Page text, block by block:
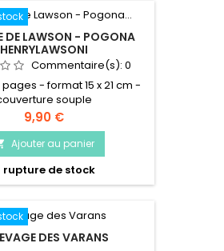
DE LAWSON - POGONA
HENRYLAWSONI
Commentaire(s):0
- format 15 x 21 cm -
souple
Prix
9,90 €
Ajouter au panier
rupture de stock
DES VARANS